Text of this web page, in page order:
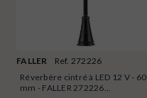
FALLER
Ref. 272226
Réverbère cintré à LED 12 V - 60
mm - FALLER 272226...